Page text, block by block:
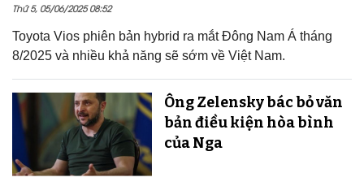
Thứ 5, 05/06/2025 08:52
Toyota Vios phiên bản hybrid ra mắt Đông Nam Á tháng
8/2025 và nhiều khả năng sẽ sớm về Việt Nam.
Ông Zelensky bác bỏ văn
bản điều kiện hòa bình
của Nga